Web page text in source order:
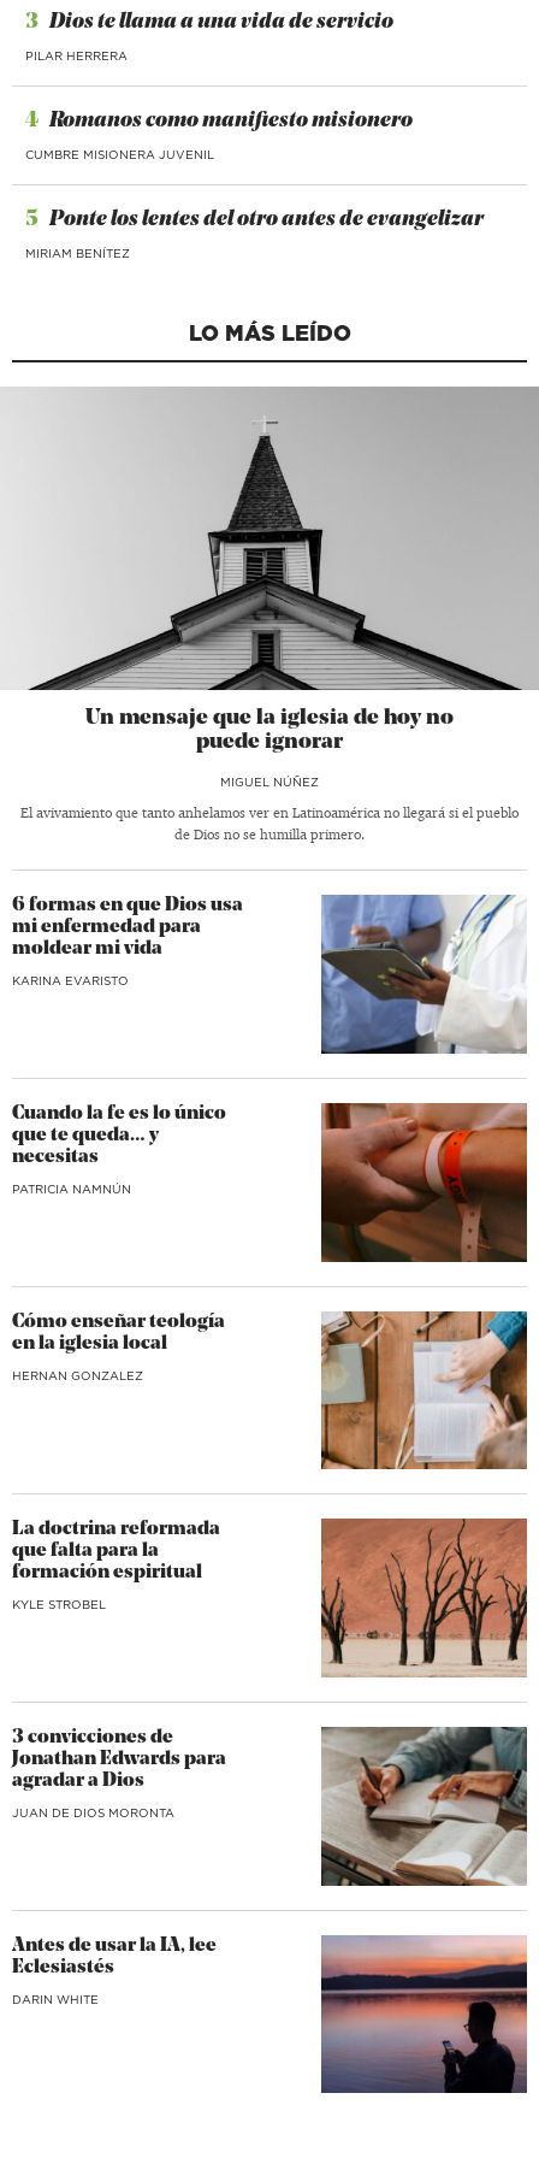
3 Dios te llama a una vida de servicio
PILAR HERRERA
4 Romanos como manifiesto misionero
CUMBRE MISIONERA JUVENIL
5 Ponte los lentes del otro antes de evangelizar
MIRIAM BENÍTEZ
LO MÁS LEÍDO
Un mensaje que la iglesia de hoy no
puede ignorar
MIGUEL NÚÑEZ
El avivamiento que tanto anhelamos ver en Latinoamérica no llegará si el pueblo
de Dios no se humilla primero.
6 formas en que Dios usa
mi enfermedad para
moldear mi vida
KARINA EVARISTO
Cuando la fe es lo único
que te queda… y
necesitas
​PATRICIA NAMNÚN
Cómo enseñar teología
en la iglesia local
HERNAN GONZALEZ
La doctrina reformada
que falta para la
formación espiritual
KYLE STROBEL
3 convicciones de
Jonathan Edwards para
agradar a Dios
JUAN DE DIOS MORONTA
Antes de usar la IA, lee
Eclesiastés
DARIN WHITE